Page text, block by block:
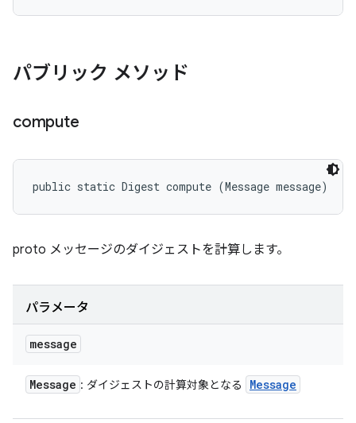
パブリック メソッド
compute
public static Digest compute (Message message)
proto メッセージのダイジェストを計算します。
パラメータ
message
Message : ダイジェストの計算対象となる Message